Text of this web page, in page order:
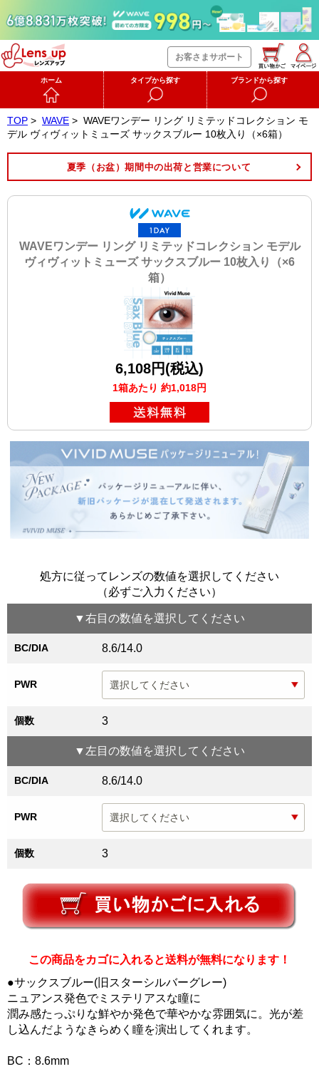
お客さまサポート
ホーム タイプから探す ブランドから探す
TOP > WAVE > WAVEワンデー リング リミテッドコレクション モ
デル ヴィヴィットミューズ サックスブルー 10枚入り（×6箱）
夏季（お盆）期間中の出荷と営業について
WAVEワンデー リング リミテッドコレクション モデル
ヴィヴィットミューズ サックスブルー 10枚入り（×6
箱）
6,108円(税込)
1箱あたり 約1,018円
処方に従ってレンズの数値を選択してください
（必ずご入力ください）
▼右目 の数値を選択してください
BC/DIA 8.6/14.0
PWR
個数 3
▼ 左目 の数値を選択してください
BC/DIA 8.6/14.0
PWR
個数 3
この商品をカゴに入れると送料が無料になります！
●サックスブルー(旧スターシルバーグレー)
ニュアンス発色でミステリアスな瞳に
潤み感たっぷりな鮮やか発色で華やかな雰囲気に。光が差
し込んだようなきらめく瞳を演出してくれます。
BC：8.6mm